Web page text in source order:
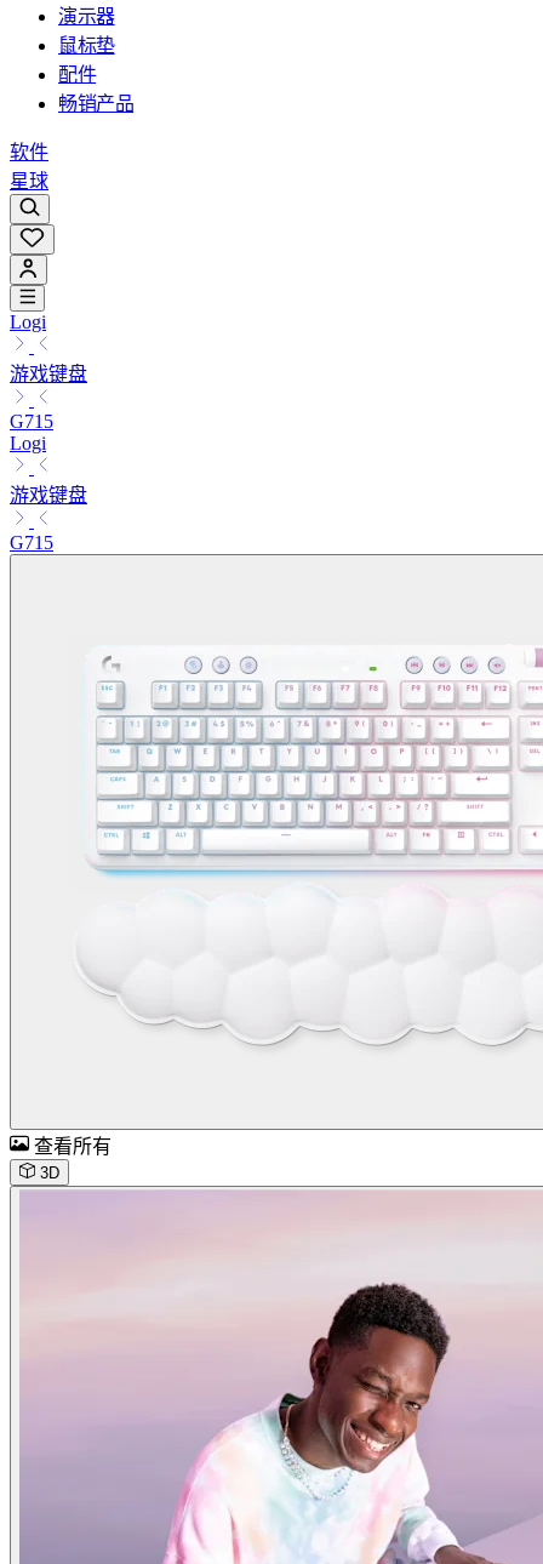
演示器
鼠标垫
配件
畅销产品
软件
星球
Logi
游戏键盘
G715
Logi
游戏键盘
G715
查看所有
3D